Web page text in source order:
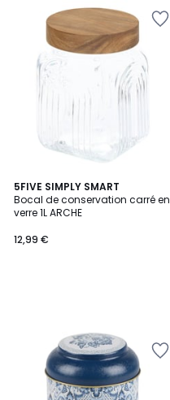
5FIVE SIMPLY SMART
Bocal de conservation carré en
verre 1L ARCHE
12,99 €